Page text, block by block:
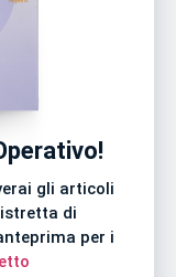
gli articoli
di
per i